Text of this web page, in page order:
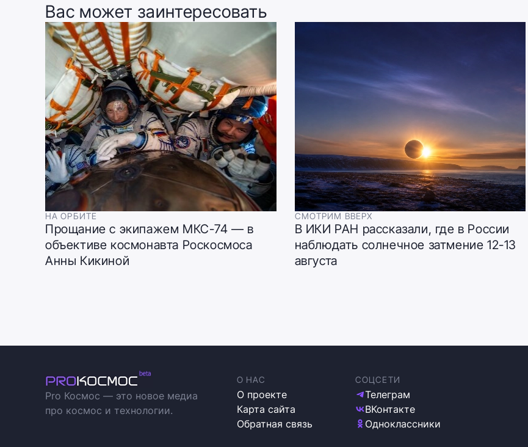
Вас может заинтересовать
НА ОРБИТЕ
Прощание с экипажем МКС-74 — в
объективе космонавта Роскосмоса
Анны Кикиной
СМОТРИМ ВВЕРХ
В ИКИ РАН рассказали, где в России
наблюдать солнечное затмение 12-13
августа
Pro Космос — это новое медиа
про космос и технологии.
О НАС
О проекте
Карта сайта
Обратная связь
СОЦСЕТИ
Телеграм
ВКонтакте
Одноклассники